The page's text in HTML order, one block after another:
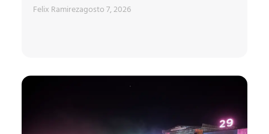
Felix Ramirezagosto 7, 2026